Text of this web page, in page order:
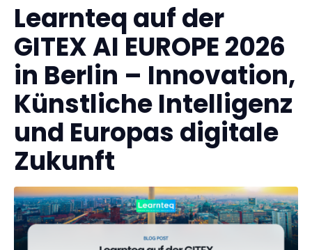
Learnteq auf der
GITEX AI EUROPE 2026
in Berlin – Innovation,
Künstliche Intelligenz
und Europas digitale
Zukunft